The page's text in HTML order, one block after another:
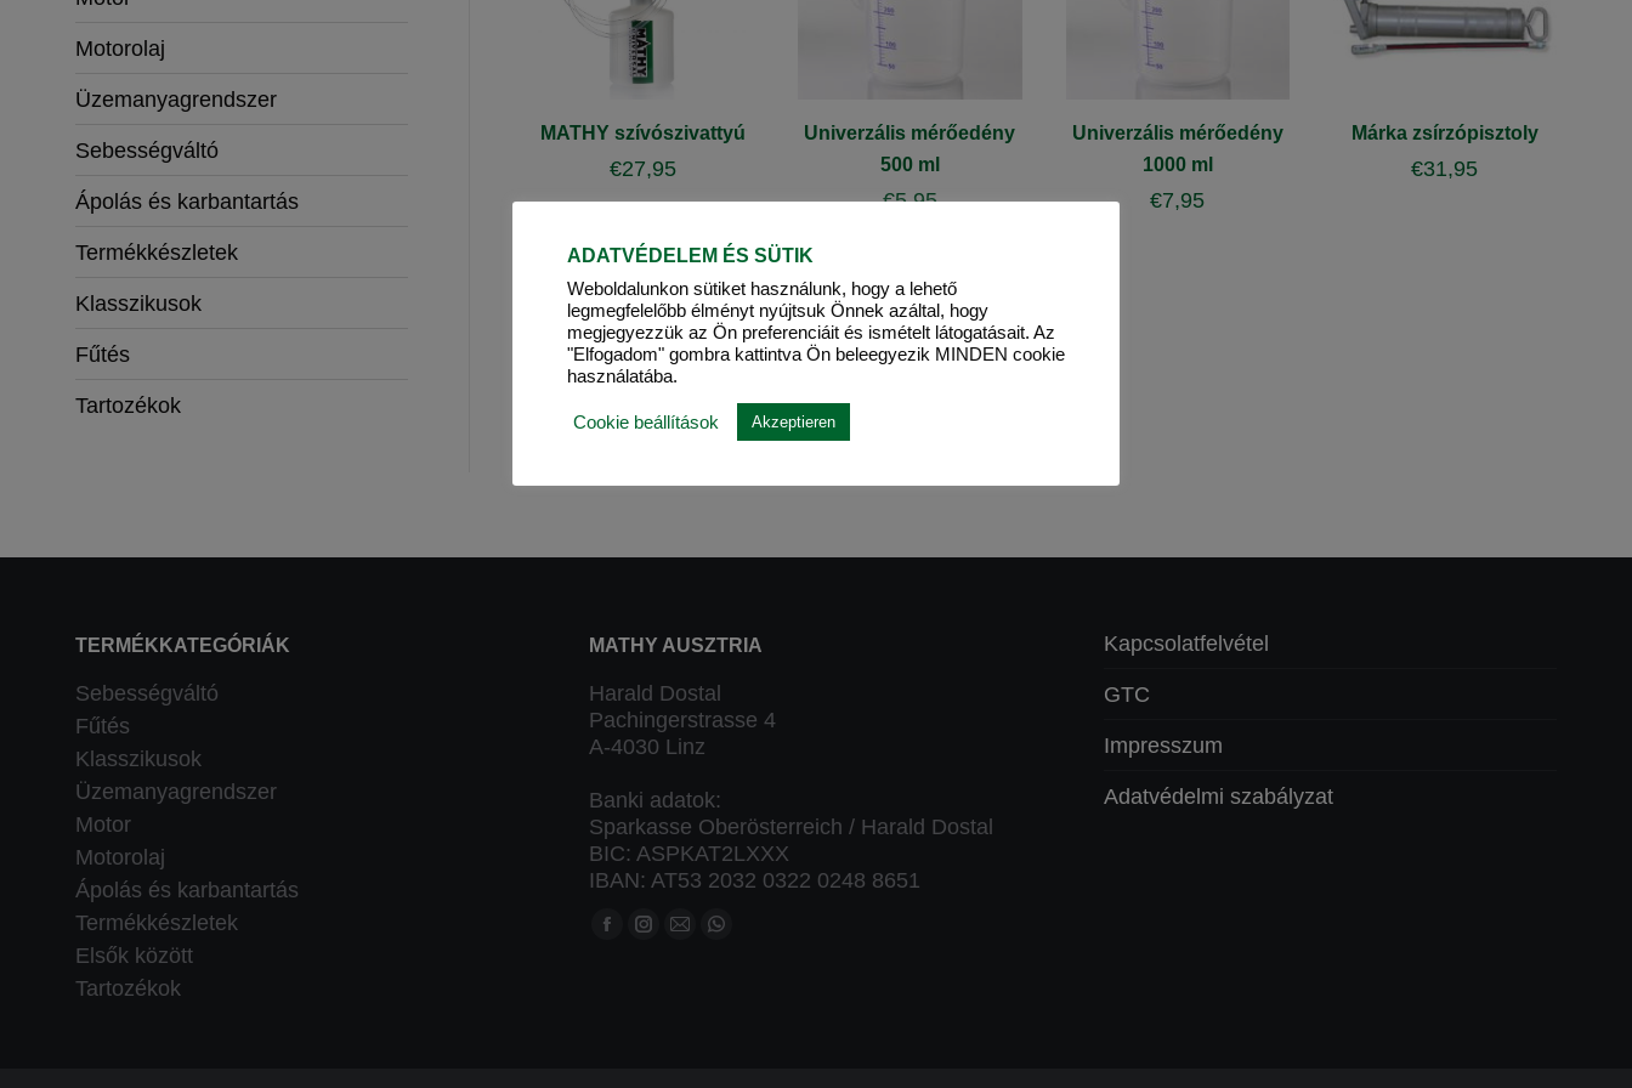
MATHY szívószivattyú
€27,95
Univerzális mérőedény
500 ml
€5,95
Univerzális mérőedény
1000 ml
€7,95
Márka zsírzópisztoly
€31,95
Motorolaj
Üzemanyagrendszer
Sebességváltó
Ápolás és karbantartás
Termékkészletek
Klasszikusok
Fűtés
Tartozékok
TERMÉKKATEGÓRIÁK
Sebességváltó
Fűtés
Klasszikusok
Üzemanyagrendszer
Motor
Motorolaj
Ápolás és karbantartás
Termékkészletek
Elsők között
Tartozékok
MATHY AUSZTRIA
Harald Dostal
Pachingerstrasse 4
A-4030 Linz
Banki adatok:
Sparkasse Oberösterreich / Harald Dostal
BIC: ASPKAT2LXXX
IBAN: AT53 2032 0322 0248 8651
Keressen minket:
Facebook
Instagram
MailWhatsapp
Kapcsolatfelvétel
GTC
Impresszum
Adatvédelmi szabályzat
ADATVÉDELEM ÉS SÜTIK
Weboldalunkon sütiket használunk, hogy a lehető
legmegfelelőbb élményt nyújtsuk Önnek azáltal, hogy
megjegyezzük az Ön preferenciáit és ismételt látogatásait. Az
"Elfogadom" gombra kattintva Ön beleegyezik MINDEN cookie
használatába.
Cookie beállítások Akzeptieren